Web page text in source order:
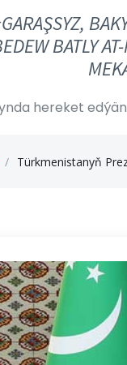
BATLY
hereket
Türkmenistanyň